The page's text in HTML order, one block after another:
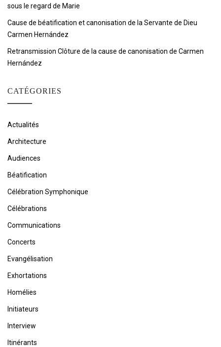
sous le regard de Marie
Cause de béatification et canonisation de la Servante de Dieu
Carmen Hernández
Retransmission Clôture de la cause de canonisation de Carmen
Hernández
CATÉGORIES
Actualités
Architecture
Audiences
Béatification
Célébration Symphonique
Célébrations
Communications
Concerts
Evangélisation
Exhortations
Homélies
Initiateurs
Interview
Itinérants